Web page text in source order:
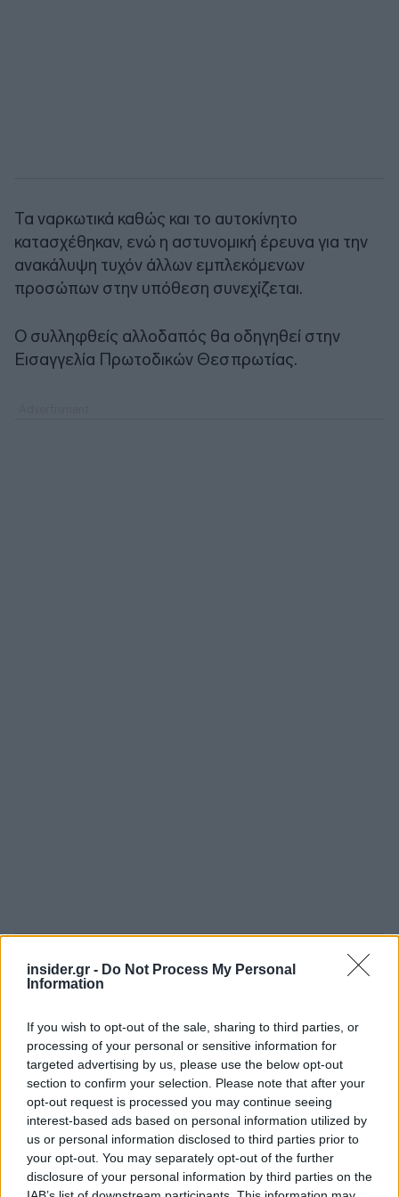
insider.gr - Do Not Process My Personal
Information
If you wish to opt-out of the sale, sharing to third parties, or
processing of your personal or sensitive information for
targeted advertising by us, please use the below opt-out
section to confirm your selection. Please note that after your
opt-out request is processed you may continue seeing
interest-based ads based on personal information utilized by
us or personal information disclosed to third parties prior to
your opt-out. You may separately opt-out of the further
disclosure of your personal information by third parties on the
Τα ναρκωτικά καθώς και το αυτοκίνητο
κατασχέθηκαν, ενώ η αστυνομική έρευνα για την
ανακάλυψη τυχόν άλλων εμπλεκόμενων
προσώπων στην υπόθεση συνεχίζεται.
Ο συλληφθείς αλλοδαπός θα οδηγηθεί στην
Εισαγγελία Πρωτοδικών Θεσπρωτίας.
Πηγή: ΑΠΕ-ΜΠΕ
Ακολουθήστε τοinsider.gr στο Google Newsκαι μάθετε
πρώτοι όλες τιςειδήσειςαπό την Ελλάδα και τον κόσμο.